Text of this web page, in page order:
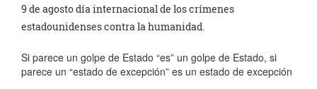
9 de agosto día internacional de los crímenes
estadounidenses contra la humanidad.
Si parece un golpe de Estado “es” un golpe de Estado, si
parece un “estado de excepción” es un estado de excepción